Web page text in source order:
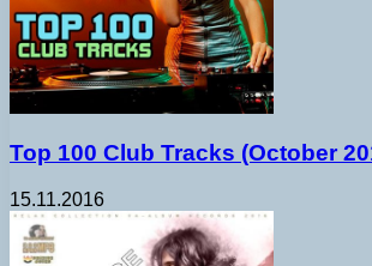
Top 100 Club Tracks (October
15.11.2016